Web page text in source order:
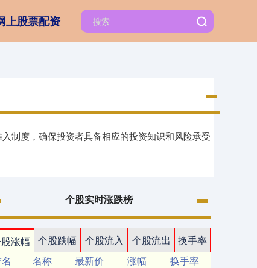
上股票配资
制度，确保投资者具备相应的投资知识和风险承受
个股实时涨跌榜
涨幅 个股跌幅 个股流入 个股流出
换手率
名称 最新价 涨幅
换手率